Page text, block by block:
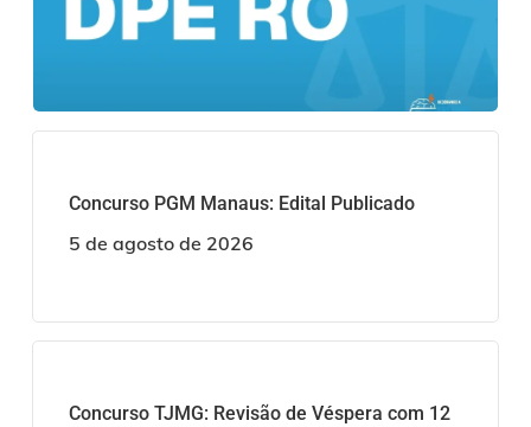
Concurso PGM Manaus: Edital Publicado
5 de agosto de 2026
Concurso TJMG: Revisão de Véspera com 12